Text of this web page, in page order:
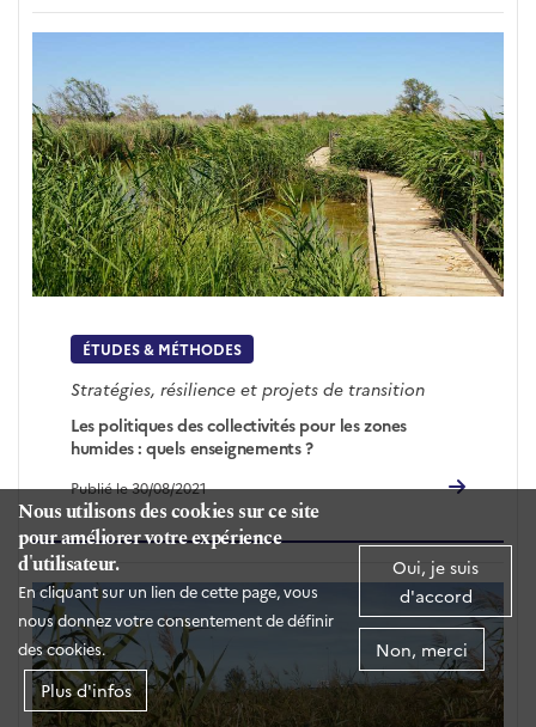
Nous utilisons des cookies sur ce site
pour améliorer votre expérience
d'utilisateur.
En cliquant sur un lien de cette page, vous
nous donnez votre consentement de définir
des cookies.
Plus d'infos
Oui, je suis
d'accord
Non, merci
ÉTUDES & MÉTHODES
Stratégies, résilience et projets de transition
Les politiques des collectivités pour les zones
humides : quels enseignements ?
Publié le 30/08/2021